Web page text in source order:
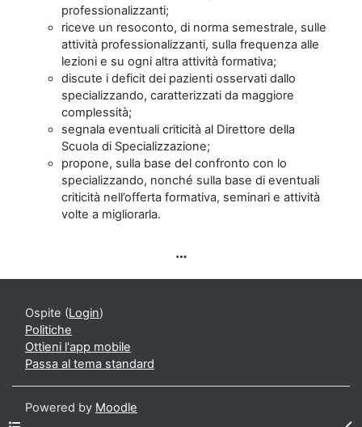
professionalizzanti;
riceve un resoconto, di norma semestrale, sulle
attività professionalizzanti, sulla frequenza alle
lezioni e su ogni altra attività formativa;
discute i deficit dei pazienti osservati dallo
specializzando, caratterizzati da maggiore
complessità;
segnala eventuali criticità al Direttore della
Scuola di Specializzazione;
propone, sulla base del confronto con lo
specializzando, nonché sulla base di eventuali
criticità nell’offerta formativa, seminari e attività
volte a migliorarla.
Ospite (Login)
Politiche
Ottieni l'app mobile
Passa al tema standard
Powered by Moodle